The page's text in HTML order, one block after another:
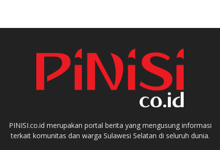
PINISI.co.id merupakan portal berita yang mengusung informasi
terkait komunitas dan warga Sulawesi Selatan di seluruh dunia.